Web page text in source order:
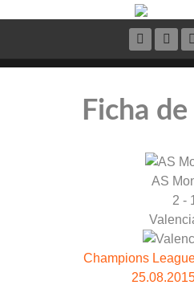
Ficha
AS
2 -
Champions